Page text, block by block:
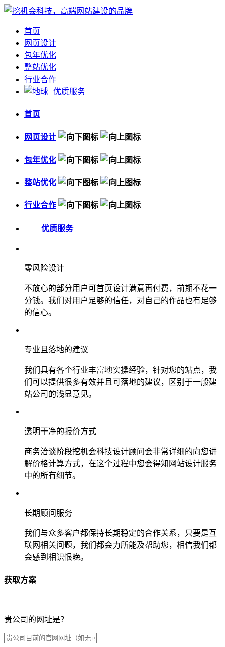
首页
网页设计
包年优化
整站优化
行业合作
优质服务
首页
网页设计
包年优化
整站优化
行业合作
优质服务
零风险设计
不放心的部分用户可首页设计满意再付费，前期不花一
分钱。我们对用户足够的信任，对自己的作品也有足够
的信心。
专业且落地的建议
我们具有各个行业丰富地实操经验，针对您的站点，我
们可以提供很多有效并且可落地的建议，区别于一般建
站公司的浅显意见。
透明干净的报价方式
商务洽谈阶段挖机会科技设计顾问会非常详细的向您讲
解价格计算方式，在这个过程中您会得知网站设计服务
中的所有细节。
长期顾问服务
我们与众多客户都保持长期稳定的合作关系，只要是互
联网相关问题，我们都会力所能及帮助您，相信我们都
会感到相识恨晚。
获取方案
贵公司的网址是？